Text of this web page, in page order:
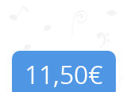
11,50€